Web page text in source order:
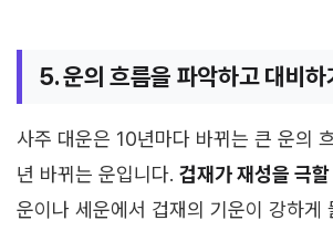
5. 운의 흐름을 파악하고 대비하
사주 대운은 10년마다 바뀌는 큰 운의
년 바뀌는 운입니다. 겁재가 재성을 극할
운이나 세운에서 겁재의 기운이 강하게